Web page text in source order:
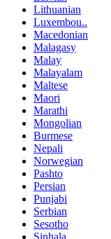
Lithuanian
Luxembou..
Macedonian
Malagasy
Malay
Malayalam
Maltese
Maori
Marathi
Mongolian
Burmese
Nepali
Norwegian
Pashto
Persian
Punjabi
Serbian
Sesotho